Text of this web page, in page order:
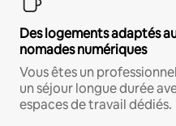
Des logements adaptés
nomades numériques
Vous êtes un
un séjour longue durée
espaces de travail dédiés.